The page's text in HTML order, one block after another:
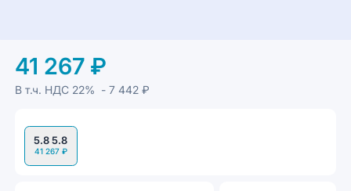
41 267 ₽
В т.ч. НДС 22% - 7 442 ₽
5.8 5.8
41 267 ₽